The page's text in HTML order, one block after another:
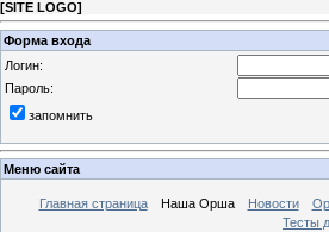
[SITE LOGO]
Форма входа
Логин:
Пароль:
запомнить
Меню сайта
Главная страница Наша Орша Новости
Тесты